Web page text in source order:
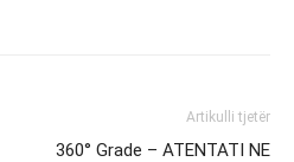
Artikulli tjetër
360° Grade – ATENTATI NE